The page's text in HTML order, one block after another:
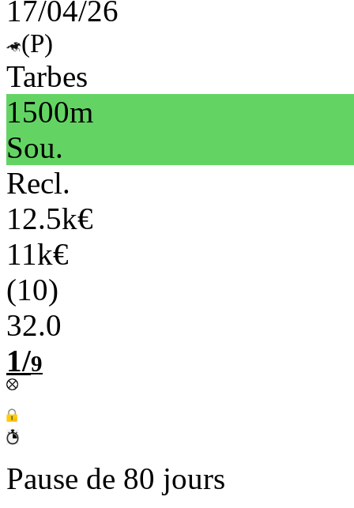
17/04/26
(P)
Tarbes
1500m
Sou.
Recl.
12.5k€
11k€
(10)
32.0
1/9
Pause de 80 jours